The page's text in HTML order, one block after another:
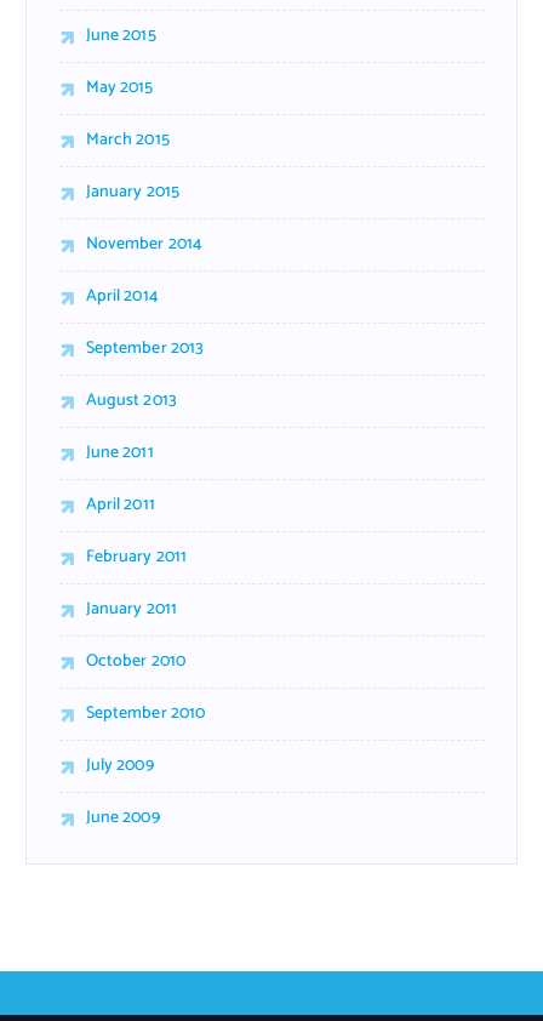
June 2015
May 2015
March 2015
January 2015
November 2014
April 2014
September 2013
August 2013
June 2011
April 2011
February 2011
January 2011
October 2010
September 2010
July 2009
June 2009